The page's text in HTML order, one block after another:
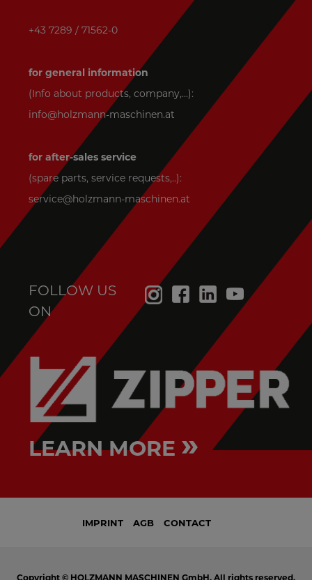
+43 7289 / 71562-0
for general information
(Info about products, company,...):
info@holzmann-maschinen.at
for after-sales service
(spare parts, service requests,..):
service@holzmann-maschinen.at
FOLLOW US
ON
LEARN MORE »
IMPRINT AGB CONTACT
Copyright © HOLZMANN MASCHINEN GmbH. All rights reserved.